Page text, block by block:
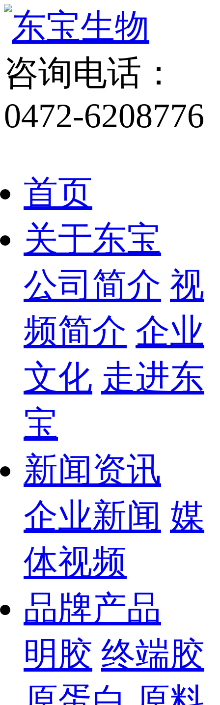
咨询电话：
0472-6208776
首页
关于东宝
公司简介 视
频简介 企业
文化 走进东
宝
新闻资讯
企业新闻 媒
体视频
品牌产品
明胶 终端胶